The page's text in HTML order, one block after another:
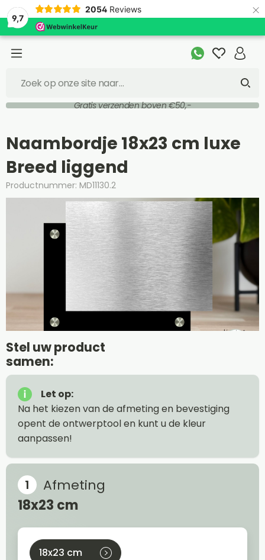
9,7
2054 Reviews ×
Gratis verzenden boven €50,-
Naambordje 18x23 cm luxe
Breed liggend
Productnummer: MD11130.2
Stel uw product
samen:
Let op:
Na het kiezen van de afmeting en bevestiging
opent de ontwerptool en kunt u de kleur
aanpassen!
Afmeting
18x23 cm
18x23 cm